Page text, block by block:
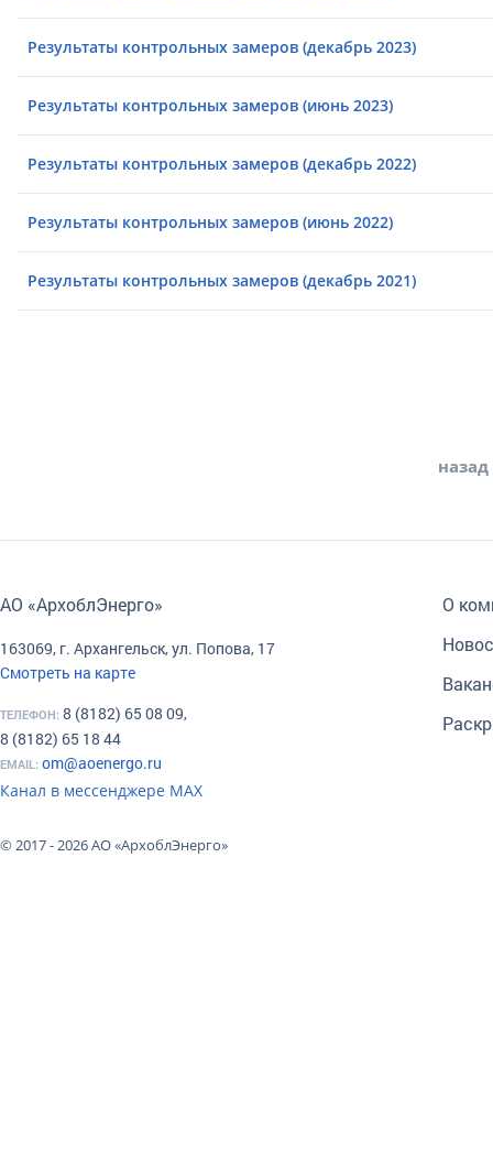
Результаты контрольных замеров (декабрь 2023)
Результаты контрольных замеров (июнь 2023)
Результаты контрольных замеров (декабрь 2022)
Результаты контрольных замеров (июнь 2022)
Результаты контрольных замеров (декабрь 2021)
назад
АО «АрхоблЭнерго»
163069, г. Архангельск, ул. Попова, 17
Смотреть на карте
ТЕЛЕФОН: 8 (8182) 65 08 09,
8 (8182) 65 18 44
EMAIL: om@aoenergo.ru
О
© 2017 - 2026 АО «АрхоблЭнерго»
Канал в мессенджере МАХ